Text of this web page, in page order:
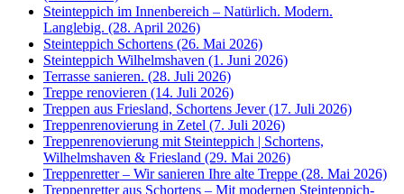
Steinteppich im Innenbereich – Natürlich. Modern.
Langlebig. (28. April 2026)
Steinteppich Schortens (26. Mai 2026)
Steinteppich Wilhelmshaven (1. Juni 2026)
Terrasse sanieren. (28. Juli 2026)
Treppe renovieren (14. Juli 2026)
Treppen aus Friesland, Schortens Jever (17. Juli 2026)
Treppenrenovierung in Zetel (7. Juli 2026)
Treppenrenovierung mit Steinteppich | Schortens,
Wilhelmshaven & Friesland (29. Mai 2026)
Treppenretter – Wir sanieren Ihre alte Treppe (28. Mai 2026)
Treppenretter aus Schortens – Mit modernen Steinteppich-